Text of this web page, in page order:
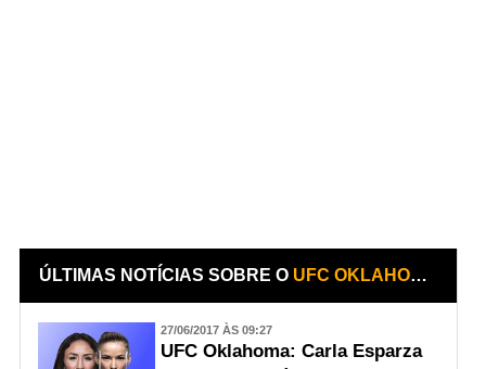
ÚLTIMAS NOTÍCIAS SOBRE O UFC OKLAHOMA - MICHAEL CHIESA X KEVIN LEE
27/06/2017 ÀS 09:27
UFC Oklahoma: Carla Esparza